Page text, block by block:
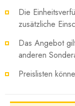
Die
zusätzliche
Das Angebot
anderen
Preislisten